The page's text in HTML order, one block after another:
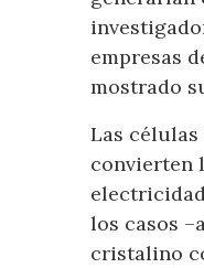
empresas
mostrado
Las
convierten
los casos
cristalino